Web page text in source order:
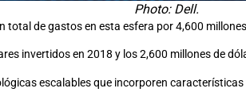
Photo: Dell.
total de gastos en esta esfera por 4,600
invertidos en 2018 y los 2,600 millones de
escalables que incorporen